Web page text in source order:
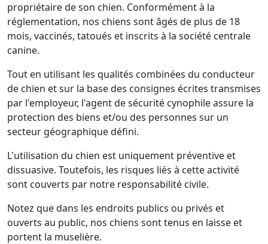
propriétaire de son chien. Conformément à la
réglementation, nos chiens sont âgés de plus de 18
mois, vaccinés, tatoués et inscrits à la société centrale
canine.
Tout en utilisant les qualités combinées du conducteur
de chien et sur la base des consignes écrites transmises
par l'employeur, l'agent de sécurité cynophile assure la
protection des biens et/ou des personnes sur un
secteur géographique défini.
L'utilisation du chien est uniquement préventive et
dissuasive. Toutefois, les risques liés à cette activité
sont couverts par notre responsabilité civile.
Notez que dans les endroits publics ou privés et
ouverts au public, nos chiens sont tenus en laisse et
portent la muselière.